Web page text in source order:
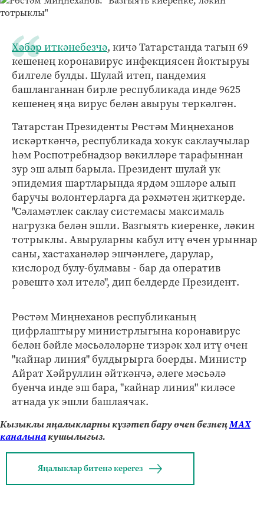
Хәбәр иткәнебезчә, кичә Татарстанда тагын 69
кешенең коронавирус инфекциясен йоктыруы
билгеле булды. Шулай итеп, пандемия
башланганнан бирле республикада инде 9625
кешенең яңа вирус белән авыруы теркәлгән.
Татарстан Президенты Рөстәм Миңнеханов
искәрткәнчә, республикада хокук саклаучылар
һәм Роспотребнадзор вәкилләре тарафыннан
зур эш алып барыла. Президент шулай ук
эпидемия шартларында ярдәм эшләре алып
баручы волонтерларга да рәхмәтен җиткерде.
"Сәламәтлек саклау системасы максималь
нагрузка белән эшли. Вазгыять киеренке, ләкин
тотрыклы. Авыруларны кабул итү өчен урыннар
саны, хастаханәләр эшчәнлеге, дарулар,
кислород булу-булмавы - бар да оператив
рәвештә хәл ителә", дип белдерде Президент.
Рөстәм Миңнеханов республиканың
цифрлаштыру министрлыгына коронавирус
белән бәйле мәсьәләләрне тизрәк хәл итү өчен
"кайнар линия" булдырырга боерды. Министр
Айрат Хәйруллин әйткәнчә, әлеге мәсьәлә
буенча инде эш бара, "кайнар линия" киләсе
атнада ук эшли башлаячак.
Кызыклы яңалыкларны күзәтеп бару өчен безнеңМАХ
каналынакушылыгыз.
Яңалыклар битенә керегез